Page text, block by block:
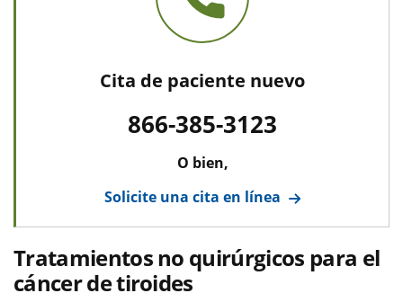
Cita de paciente nuevo
866-385-3123
O bien,
Solicite una cita en línea
Tratamientos no quirúrgicos para el
cáncer de tiroides